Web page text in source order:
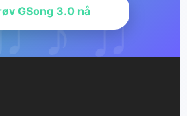
GSong 3.0 nå